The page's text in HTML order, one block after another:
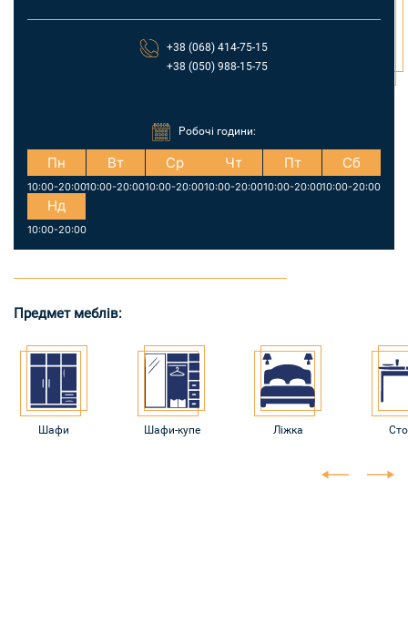
+38 (068) 414-75-15
+38 (050) 988-15-75
Робочі години:
Пн
10:00-20:00
Вт
10:00-20:00
Ср
10:00-20:00
Чт
10:00-20:00
Пт
10:00-20:00
Сб
10:00-20:00
Нд
10:00-20:00
Предмет меблів:
Шафи Шафи-купе Ліжка